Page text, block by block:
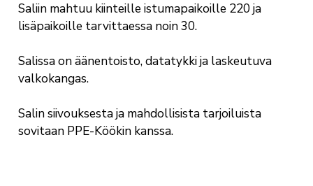
Saliin mahtuu kiinteille istumapaikoille 220 ja
lisäpaikoille tarvittaessa noin 30.
Salissa on äänentoisto, datatykki ja laskeutuva
valkokangas.
Salin siivouksesta ja mahdollisista tarjoiluista
sovitaan PPE-Köökin kanssa.